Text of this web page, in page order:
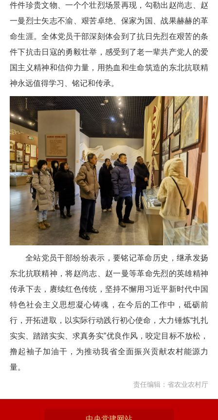
件件珍贵文物、一个个壮烈场景再现，勾勒出赵尚志、赵
一曼烈士矢志不渝、艰苦卓绝、保家为国、战果赫赫的革
命生涯。全体党员干部深刻体会到了抗日先烈在艰苦的条
件下抗击日寇的勇毅壮举，感受到了老一辈共产党人的爱
国主义精神和信仰力量，用热血和生命筑造的东北抗联精
神永远值得学习、铭记和传承。
全站党员干部纷纷表示，要铭记革命历史，继承发扬
东北抗联精神，将赵尚志、赵一曼等革命先烈的英雄精神
传承下去，赓续红色传统，坚持不懈用习近平新时代中国
特色社会主义思想凝心铸魂，在今后的工作中，砥砺前
行，开拓进取，以实际行动践行初心使命，大力锤炼“扎扎
实实、踏踏实实、求真务实”优良作风，咬定目标不放松，
撸起袖子加油干，为推动我省全面振兴贡献农村能源力
量。
责任编辑：省农业农村厅